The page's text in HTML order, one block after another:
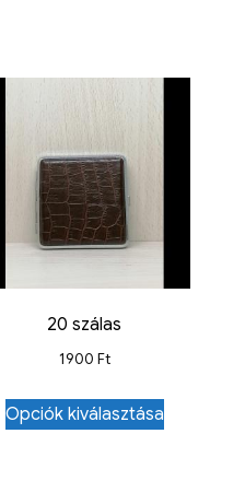
20 szálas
1900 Ft
Opciók kiválasztása